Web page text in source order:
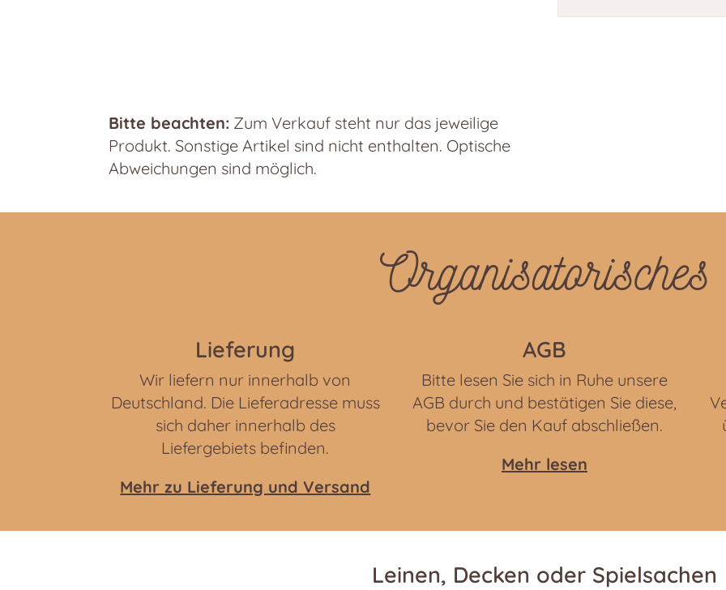
Bitte beachten: Zum Verkauf steht nur das jeweilige
Produkt. Sonstige Artikel sind nicht enthalten. Optische
Abweichungen sind möglich.
Organisatorisches
Lieferung
Wir liefern nur innerhalb von
Deutschland. Die Lieferadresse muss
sich daher innerhalb des
Liefergebiets befinden.
Mehr zu Lieferung und Versand
AGB
Bitte lesen Sie sich in Ruhe unsere
AGB durch und bestätigen Sie diese,
bevor Sie den Kauf abschließen.
Mehr lesen
Leinen, Decken oder Spielsachen